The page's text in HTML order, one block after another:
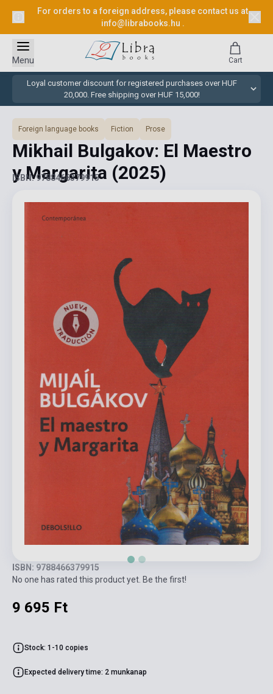
For orders to a foreign address, please contact us at
info@librabooks.hu .
Loyal customer discount for registered purchases over HUF
20,000. Free shipping over HUF 15,000!
Menu Cart
Foreign language books Fiction Prose
Mikhail Bulgakov: El Maestro
y Margarita (2025)
ISBN: 9788466379915
ISBN: 9788466379915
No one has rated this product yet. Be the first!
9 695 Ft
Stock: 1-10 copies
Expected delivery time: 2 munkanap